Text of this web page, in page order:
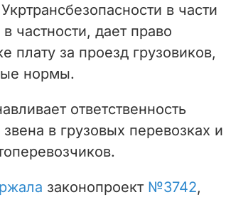
i
d
o
в части
частности, дает право
плату за проезд грузовиков,
нормы.
ответственность
в грузовых перевозках и
законопроект №3742,